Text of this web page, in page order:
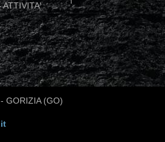
ATTIVITA'
GORIZIA (GO)